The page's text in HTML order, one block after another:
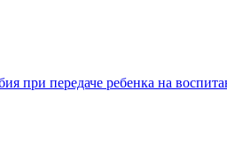
при передаче ребенка на